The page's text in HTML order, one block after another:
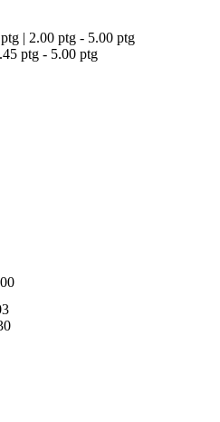
| 2.00 ptg - 5.00 ptg
ptg - 5.00 ptg